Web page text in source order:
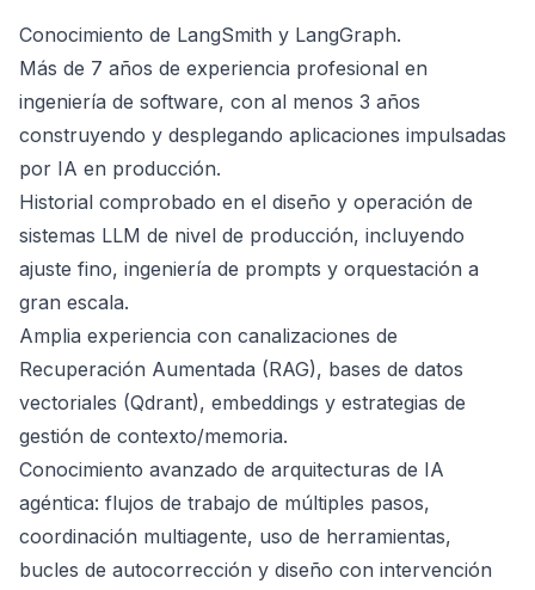
Conocimiento de LangSmith y LangGraph.
Más de 7 años de experiencia profesional en
ingeniería de software, con al menos 3 años
construyendo y desplegando aplicaciones impulsadas
por IA en producción.
Historial comprobado en el diseño y operación de
sistemas LLM de nivel de producción, incluyendo
ajuste fino, ingeniería de prompts y orquestación a
gran escala.
Amplia experiencia con canalizaciones de
Recuperación Aumentada (RAG), bases de datos
vectoriales (Qdrant), embeddings y estrategias de
gestión de contexto/memoria.
Conocimiento avanzado de arquitecturas de IA
agéntica: flujos de trabajo de múltiples pasos,
coordinación multiagente, uso de herramientas,
bucles de autocorrección y diseño con intervención